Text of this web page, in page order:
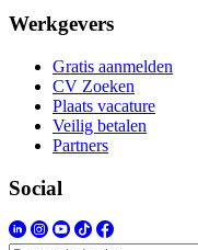
Werkgevers
Gratis aanmelden
CV Zoeken
Plaats vacature
Veilig betalen
Partners
Social